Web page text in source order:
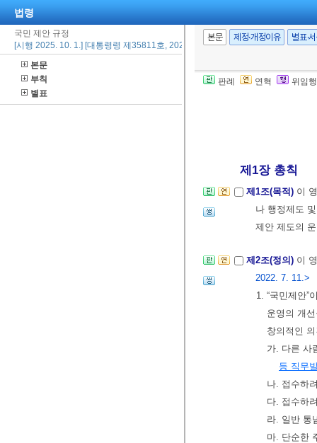
법령
국민 제안 규정
[시행 2025. 10. 1.] [대통령령 제35811호, 2025. 10. 1., 타법개정]
본문
부칙
별표
본문 제정·개정이유 별표·
판례 연혁 위임
제1장 총칙
제1조(목적) 이
나 행정제도
제안 제도의
제2조(정의) 이
2022. 7. 11.>
1. “국민제안”
운영의 개
창의적인
가. 다른 사
등 직무
나. 접수하
다. 접수하
라. 일반 통
마. 단순한